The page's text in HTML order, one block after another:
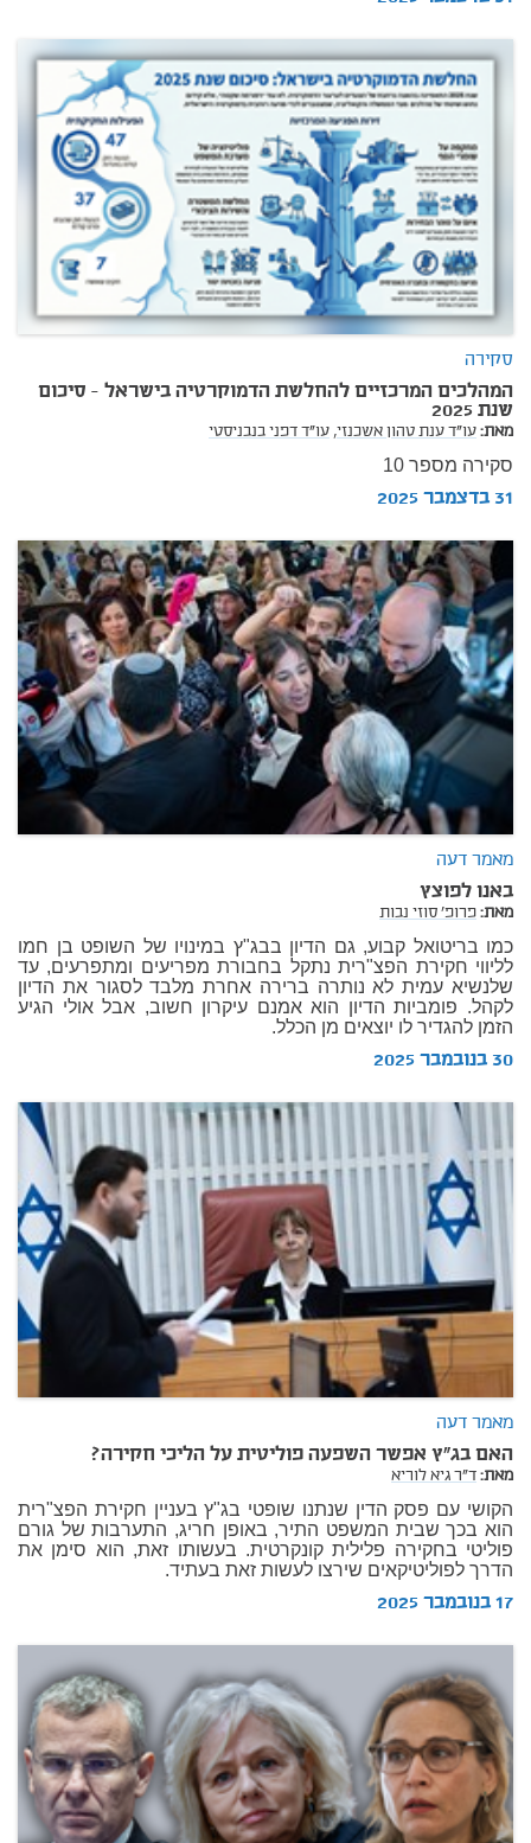
סקירה
המהלכים המרכזיים להחלשת הדמוקרטיה בישראל - סיכום
שנת 2025
מאת:עו"ד ענת טהון אשכנזי, עו"ד דפני בנבניסטי
סקירה מספר 10
31 בדצמבר 2025
מאמר דעה
באנו לפוצץ
מאת:פרופ' סוזי נבות
כמו בריטואל קבוע, גם הדיון בבג"ץ במינויו של השופט בן חמו
לליווי חקירת הפצ"רית נתקל בחבורת מפריעים ומתפרעים, עד
שלנשיא עמית לא נותרה ברירה אחרת מלבד לסגור את הדיון
לקהל. פומביות הדיון הוא אמנם עיקרון חשוב, אבל אולי הגיע
הזמן להגדיר לו יוצאים מן הכלל.
30 בנובמבר 2025
מאמר דעה
האם בג"ץ אפשר השפעה פוליטית על הליכי חקירה?
מאת:ד"ר גיא לוריא
הקושי עם פסק הדין שנתנו שופטי בג"ץ בעניין חקירת הפצ"רית
הוא בכך שבית המשפט התיר, באופן חריג, התערבות של גורם
פוליטי בחקירה פלילית קונקרטית. בעשותו זאת, הוא סימן את
הדרך לפוליטיקאים שירצו לעשות זאת בעתיד.
17 בנובמבר 2025